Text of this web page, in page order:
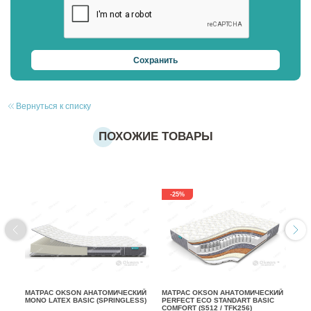
Вернуться к списку
ПОХОЖИЕ ТОВАРЫ
МАТРАС OKSON АНАТОМИЧЕСКИЙ
MONO LATEX BASIC (SPRINGLESS)
-25%
МАТРАС OKSON АНАТОМИЧЕСКИЙ
PERFECT ECO STANDART BASIC
COMFORT (S512 / TFK256)